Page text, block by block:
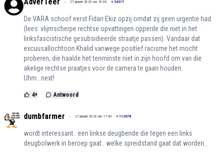
AdverTeer 27 januari 2024 om 18:06 + 34317
De VARA schoof eerst Fidan Ekiz opzij omdat zij geen urgentie had
(lees: vlijmscherpe rechtse opvattingen opperde die niet in het
linksfascistische gesubsidieerde straatje passen). Vandaar dat
excuusallochtoon Khalid vanwege positief racisme het mocht
proberen, die haalde het tenminste niet in zijn hoofd om van die
akelige rechtse praatjes voor de camera te gaan houden.
Uhm...next!
4+ Antwoord
dumbfarmer 27 januari 2024 om 17:40 + 112678
wordt interessant.. een linkse deugbende die tegen een links
deugbolwerk in beroep gaat.. welke spreidstand gaat dat worden..